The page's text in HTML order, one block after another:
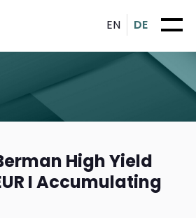
EN DE
High Yield
I Accumulating